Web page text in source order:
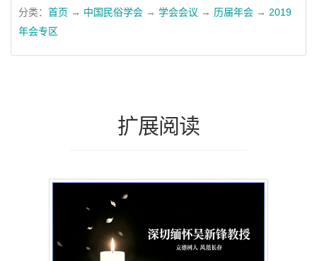
分类： 首页 → 中国民俗学会 → 学会会议 → 历届年会 → 2019
年会专区
扩展阅读